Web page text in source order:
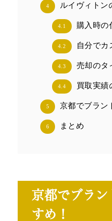
4 ルイヴィトン
4.1 購入時の
4.2 自分でカ
4.3 売却のタ
4.4 買取実績
5 京都でブラン
6 まとめ
京都でブラ
すめ！